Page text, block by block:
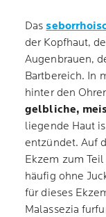
Das
der Kopfhaut,
Augenbrauen,
Bartbereich. In
hinter den
gelbliche,
liegende Haut
entzündet. Auf
Ekzem zum
häufig ohne
für dieses
Malassezia